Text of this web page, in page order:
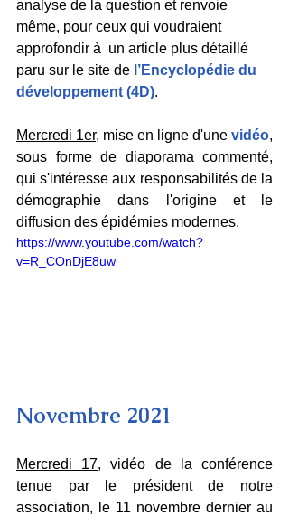
analyse de la question et renvoie
même, pour ceux qui voudraient
approfondir à  un article plus détaillé
paru sur le site de l’Encyclopédie du
développement (4D).
Mercredi 1er, mise en ligne d'une vidéo,
sous forme de diaporama commenté,
qui s'intéresse aux responsabilités de la
démographie dans l'origine et le
diffusion des épidémies modernes.
https://www.youtube.com/watch?
v=R_COnDjE8uw
Novembre 2021
Mercredi 17, vidéo de la conférence
tenue par le président de notre
association, le 11 novembre dernier au